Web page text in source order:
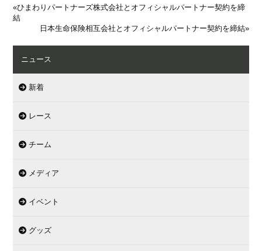
«ひまわりパートナーズ株式会社とオフィシャルパートナー契約を締
結
日本生命保険相互会社とオフィシャルパートナー契約を締結»
ニュース
新着
レース
チーム
メディア
イベント
グッズ